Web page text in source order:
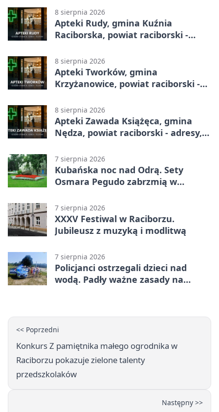
8 sierpnia 2026
Apteki Rudy, gmina Kuźnia
Raciborska, powiat raciborski -
8 sierpnia 2026
Apteki Tworków, gmina
Krzyżanowice, powiat raciborski -
8 sierpnia 2026
Apteki Zawada Książęca, gmina
Nędza, powiat raciborski - adresy,
7 sierpnia 2026
Kubańska noc nad Odrą. Sety
Osmara Pegudo zabrzmią w
7 sierpnia 2026
XXXV Festiwal w Raciborzu.
Jubileusz z muzyką i modlitwą
7 sierpnia 2026
Policjanci ostrzegali dzieci nad
wodą. Padły ważne zasady na
<< Poprzedni
Konkurs Z pamiętnika małego ogrodnika w
Raciborzu pokazuje zielone talenty
przedszkolaków
Następny >>